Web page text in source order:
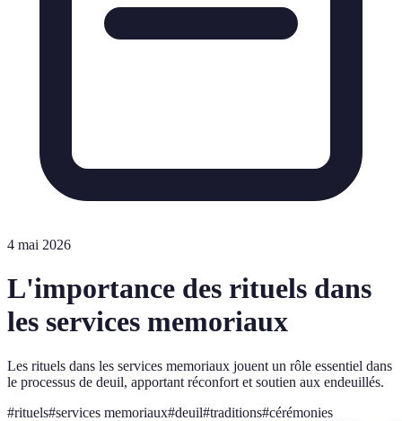
4 mai 2026
L'importance des rituels dans
les services memoriaux
Les rituels dans les services memoriaux jouent un rôle essentiel dans
le processus de deuil, apportant réconfort et soutien aux endeuillés.
#rituels#services memoriaux#deuil#traditions#cérémonies